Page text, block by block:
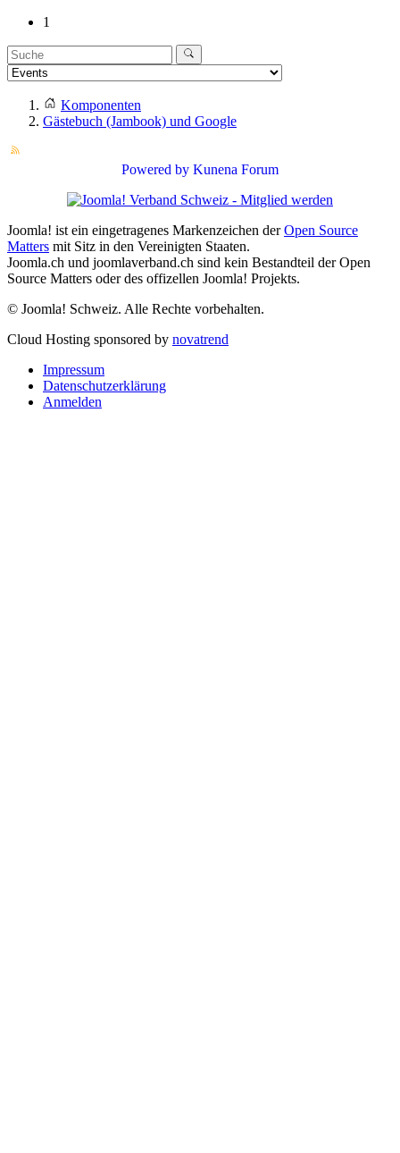
1
Komponenten
Gästebuch (Jambook) und Google
Powered by Kunena Forum
Joomla! ist ein eingetragenes Markenzeichen derOpen Source
Matters mit Sitz in den Vereinigten Staaten.
Joomla.ch und joomlaverband.ch sind kein Bestandteil der Open
Source Matters oder des offizellen Joomla! Projekts.
© Joomla! Schweiz. Alle Rechte vorbehalten.
Cloud Hosting sponsored by novatrend
Impressum
Datenschutzerklärung
Anmelden